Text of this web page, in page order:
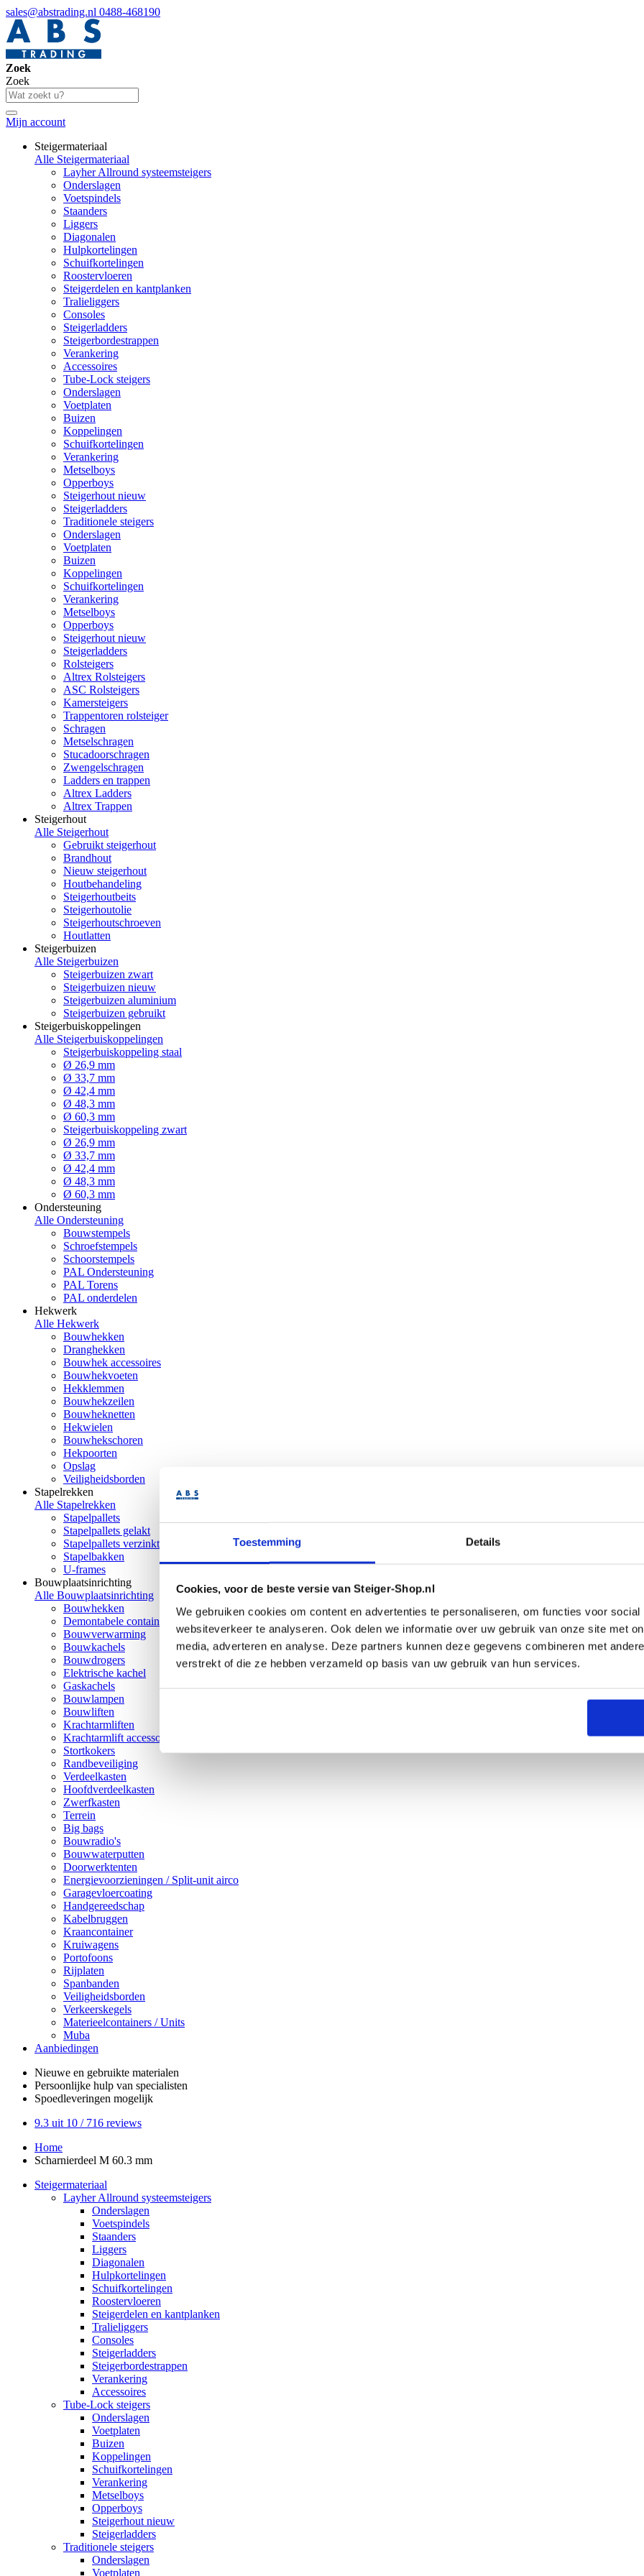
Toestemming Details
Cookies, voor de beste versie van Steiger-Shop.nl
We gebruiken cookies om content en advertenties te personaliseren, om functies voor
websiteverkeer te analyseren. Ook delen we informatie over uw gebruik van onze site met
media, adverteren en analyse. Deze partners kunnen deze gegevens combineren met
verstrekt of die ze hebben verzameld op basis van uw gebruik van hun services.
sales@abstrading.nl 0488-468190
Zoek
Zoek
Mijn account
Steigermateriaal
Alle Steigermateriaal
Layher Allround systeemsteigers
Onderslagen
Voetspindels
Staanders
Liggers
Diagonalen
Hulpkortelingen
Schuifkortelingen
Roostervloeren
Steigerdelen en kantplanken
Tralieliggers
Consoles
Steigerladders
Steigerbordestrappen
Verankering
Accessoires
Tube-Lock steigers
Onderslagen
Voetplaten
Buizen
Koppelingen
Schuifkortelingen
Verankering
Metselboys
Opperboys
Steigerhout nieuw
Steigerladders
Traditionele steigers
Onderslagen
Voetplaten
Buizen
Koppelingen
Schuifkortelingen
Verankering
Metselboys
Opperboys
Steigerhout nieuw
Steigerladders
Rolsteigers
Altrex Rolsteigers
ASC Rolsteigers
Kamersteigers
Trappentoren rolsteiger
Schragen
Metselschragen
Stucadoorschragen
Zwengelschragen
Ladders en trappen
Altrex Ladders
Altrex Trappen
Steigerhout
Alle Steigerhout
Gebruikt steigerhout
Brandhout
Nieuw steigerhout
Houtbehandeling
Steigerhoutbeits
Steigerhoutolie
Steigerhoutschroeven
Houtlatten
Steigerbuizen
Alle Steigerbuizen
Steigerbuizen zwart
Steigerbuizen nieuw
Steigerbuizen aluminium
Steigerbuizen gebruikt
Steigerbuiskoppelingen
Alle Steigerbuiskoppelingen
Steigerbuiskoppeling staal
Ø 26,9 mm
Ø 33,7 mm
Ø 42,4 mm
Ø 48,3 mm
Ø 60,3 mm
Steigerbuiskoppeling zwart
Ø 26,9 mm
Ø 33,7 mm
Ø 42,4 mm
Ø 48,3 mm
Ø 60,3 mm
Ondersteuning
Alle Ondersteuning
Bouwstempels
Schroefstempels
Schoorstempels
PAL Ondersteuning
PAL Torens
PAL onderdelen
Hekwerk
Alle Hekwerk
Bouwhekken
Dranghekken
Bouwhek accessoires
Bouwhekvoeten
Hekklemmen
Bouwhekzeilen
Bouwheknetten
Hekwielen
Bouwhekschoren
Hekpoorten
Opslag
Veiligheidsborden
Stapelrekken
Alle Stapelrekken
Stapelpallets
Stapelpallets gelakt
Stapelpallets verzinkt
Stapelbakken
U-frames
Bouwplaatsinrichting
Alle Bouwplaatsinrichting
Bouwhekken
Demontabele containers
Bouwverwarming
Bouwkachels
Bouwdrogers
Elektrische kachel
Gaskachels
Bouwlampen
Bouwliften
Krachtarmliften
Krachtarmlift accessoires
Stortkokers
Randbeveiliging
Verdeelkasten
Hoofdverdeelkasten
Zwerfkasten
Terrein
Big bags
Bouwradio's
Bouwwaterputten
Doorwerktenten
Energievoorzieningen / Split-unit airco
Garagevloercoating
Handgereedschap
Kabelbruggen
Kraancontainer
Kruiwagens
Portofoons
Rijplaten
Spanbanden
Veiligheidsborden
Verkeerskegels
Materieelcontainers / Units
Muba
Aanbiedingen
Nieuwe en gebruikte materialen
Persoonlijke hulp van specialisten
Spoedleveringen mogelijk
9.3 uit 10 / 716 reviews
Home
Scharnierdeel M 60.3 mm
Steigermateriaal
Layher Allround systeemsteigers
Onderslagen
Voetspindels
Staanders
Liggers
Diagonalen
Hulpkortelingen
Schuifkortelingen
Roostervloeren
Steigerdelen en kantplanken
Tralieliggers
Consoles
Steigerladders
Steigerbordestrappen
Verankering
Accessoires
Tube-Lock steigers
Onderslagen
Voetplaten
Buizen
Koppelingen
Schuifkortelingen
Verankering
Metselboys
Opperboys
Steigerhout nieuw
Steigerladders
Traditionele steigers
Onderslagen
Voetplaten